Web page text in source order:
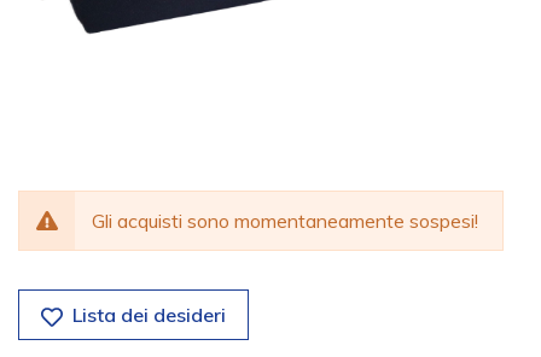
Gli acquisti sono momentaneamente sospesi!
Lista dei desideri